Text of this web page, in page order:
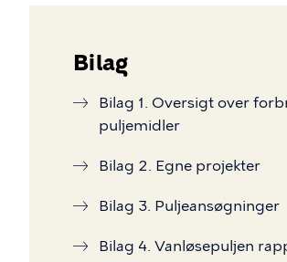
Bilag
Bilag 1. Oversigt over
puljemidler
Bilag 2. Egne projekter
Bilag 3. Puljeansøgninger
Bilag 4. Vanløsepuljen